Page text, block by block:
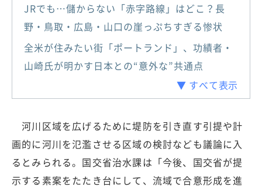
JRでも…儲からない「赤字路線」はどこ？長
野・鳥取・広島・山口の崖っぷちすぎる惨状
全米が住みたい街「ポートランド」、功績者・
山崎氏が明かす日本との“意外な”共通点
▼ すべて表示
河川区域を広げるために堤防を引き直す引提や計
画的に河川を氾濫させる区域の検討なども議論に入
るとみられる。国交省治水課は「今後、国交省が提
示する素案をたたき台にして、流域で合意形成を進